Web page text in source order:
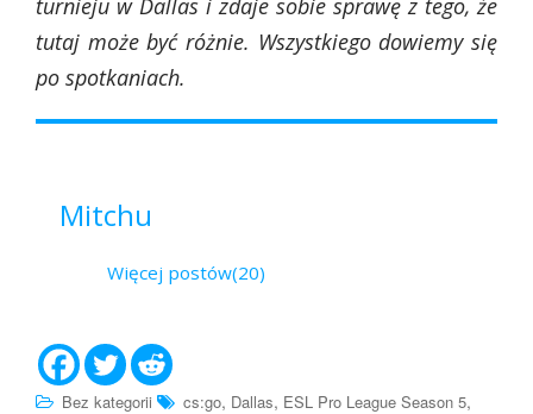
tutaj może być różnie. Wszystkiego dowiemy się
po spotkaniach.
Mitchu
Więcej postów(20)
Bez kategorii cs:go, Dallas, ESL Pro League Season 5,